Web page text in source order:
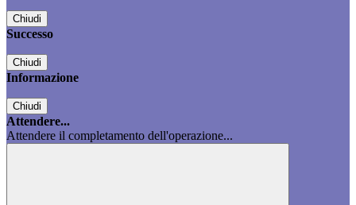
Chiudi
Successo
Chiudi
Informazione
Chiudi
Attendere...
Attendere il completamento dell'operazione...